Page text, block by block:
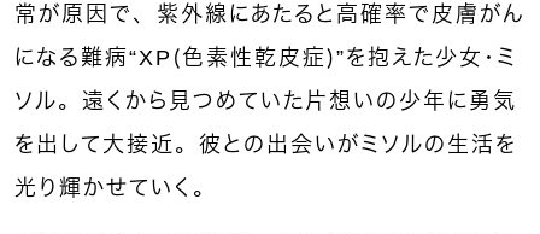
常が原因で、紫外線にあたると高確率で皮膚がん
になる難病“XP（色素性乾皮症）”を抱えた少女・ミ
ソル。遠くから見つめていた片想いの少年に勇気
を出して大接近。彼との出会いがミソルの生活を
光り輝かせていく。